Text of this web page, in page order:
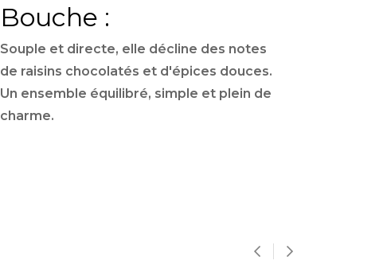
Bouche :
Souple et directe, elle décline des notes
de raisins chocolatés et d'épices douces.
Un ensemble équilibré, simple et plein de
charme.